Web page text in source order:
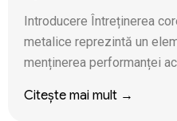
Introducere Întreținerea
metalice reprezintă un
menținerea performanței
Citește mai mult →